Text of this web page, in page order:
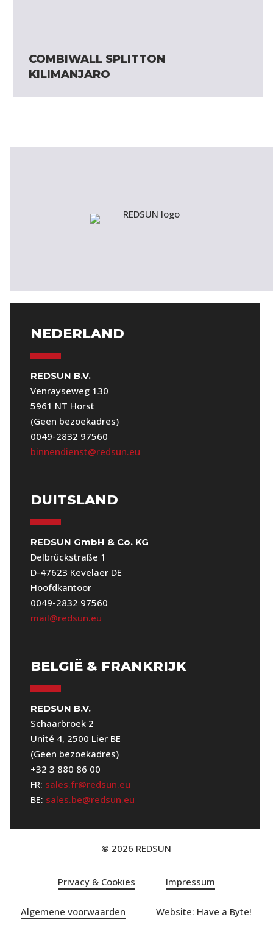
COMBIWALL SPLITTON
KILIMANJARO
NEDERLAND
REDSUN B.V.
Venrayseweg 130
5961 NT Horst
(Geen bezoekadres)
0049-2832 97560
binnendienst@redsun.eu
DUITSLAND
REDSUN GmbH & Co. KG
Delbrückstraße 1
D-47623 Kevelaer DE
Hoofdkantoor
0049-2832 97560
mail@redsun.eu
BELGIË & FRANKRIJK
REDSUN B.V.
Schaarbroek 2
Unité 4, 2500 Lier BE
(Geen bezoekadres)
+32 3 880 86 00
FR: sales.fr@redsun.eu
BE: sales.be@redsun.eu
© 2026 REDSUN
Privacy & Cookies Impressum
Algemene voorwaarden Website: Have a Byte!